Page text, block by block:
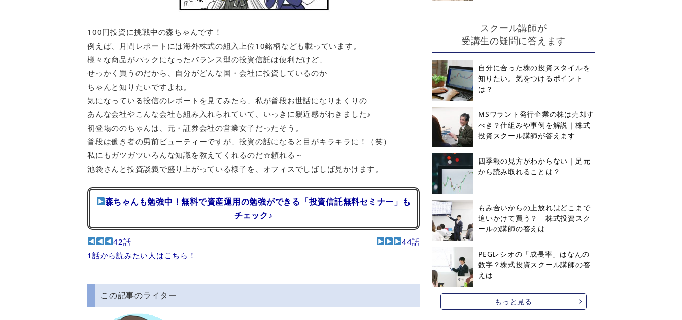
100円投資に挑戦中の森ちゃんです！
例えば、月間レポートには海外株式の組入上位10銘柄なども載っています。
様々な商品がパックになったバランス型の投資信託は便利だけど、
せっかく買うのだから、自分がどんな国・会社に投資しているのか
ちゃんと知りたいですよね。
気になっている投信のレポートを見てみたら、私が普段お世話になりまくりの
あんな会社やこんな会社も組み入れられていて、いっきに親近感がわきました♪
初登場ののちゃんは、元・証券会社の営業女子だったそう。
普段は働き者の男前ビューティーですが、投資の話になると目がキラキラに！（笑）
私にもガツガツいろんな知識を教えてくれるのだ☆頼れる～
池袋さんと投資談義で盛り上がっている様子を、オフィスでしばしば見かけます。
森ちゃんも勉強中！無料で資産運用の勉強ができる「投資信託無料セミナー」も
チェック♪
42話
44話
1話から読みたい人はこちら！
この記事のライター
スクール講師が
受講生の疑問に答えます
自分に合った株の投資スタイルを
知りたい。気をつけるポイント
は？
MSワラント発行企業の株は売却す
べき？仕組みや事例を解説｜株式
投資スクール講師が答えます
四季報の見方がわからない｜足元
から読み取れることは？
もみ合いからの上放れはどこまで
追いかけて買う？ 株式投資スク
ールの講師の答えは
PEGレシオの「成長率」はなんの
数字？株式投資スクール講師の答
えは
もっと見る